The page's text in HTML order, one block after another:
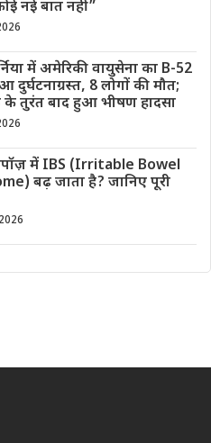
नई बात नहीं”
में अमेरिकी वायुसेना का B-52
दुर्घटनाग्रस्त, 8 लोगों की मौत;
तुरंत बाद हुआ भीषण हादसा
में IBS (Irritable Bowel
बढ़ जाता है? जानिए पूरी